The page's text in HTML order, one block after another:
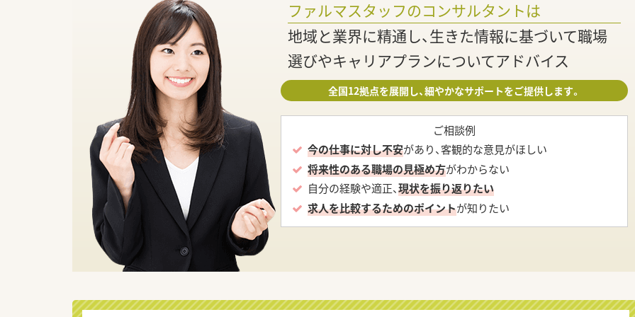
ファルマスタッフのコンサルタントは
地域と業界に精通し、生きた情報に基づいて職場
選びやキャリアプランについてアドバイス
全国12拠点を展開し、細やかなサポートをご提供します。
ご相談例
今の仕事に対し不安があり、客観的な意見がほしい
将来性のある職場の見極め方がわからない
自分の経験や適正、現状を振り返りたい
求人を比較するためのポイントが知りたい